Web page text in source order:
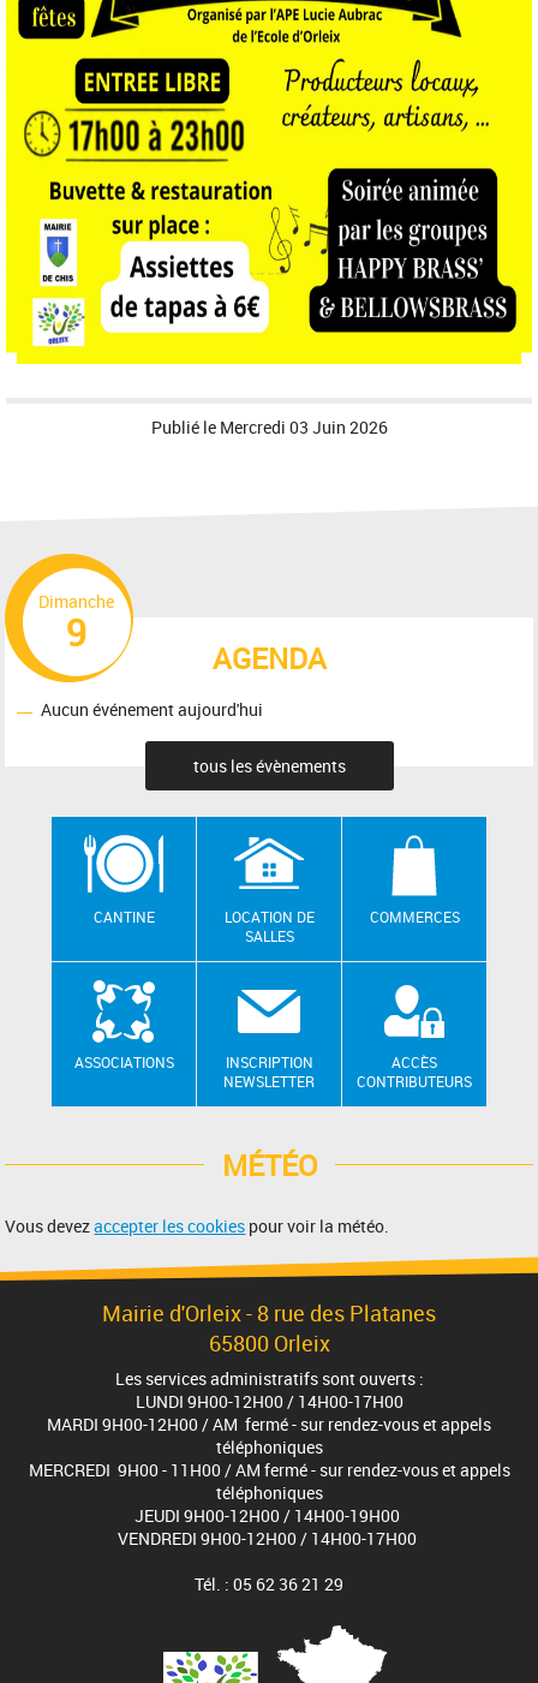
Publié le Mercredi 03 Juin 2026
AGENDA
Dimanche
9
Aucun événement aujourd'hui
tous les évènements
CANTINE
LOCATION DE
SALLES
COMMERCES
ASSOCIATIONS
INSCRIPTION
NEWSLETTER
ACCÈS
CONTRIBUTEURS
MÉTÉO
Vous devezaccepter les cookies pour voir la météo.
Mairie d'Orleix - 8 rue des Platanes
65800 Orleix
Les services administratifs sont ouverts :
LUNDI 9H00-12H00 / 14H00-17H00
MARDI 9H00-12H00 / AM fermé - sur rendez-vous et appels
téléphoniques
MERCREDI 9H00 - 11H00 / AM fermé - sur rendez-vous et appels
téléphoniques
JEUDI 9H00-12H00 / 14H00-19H00
VENDREDI 9H00-12H00 / 14H00-17H00
Tél. : 05 62 36 21 29